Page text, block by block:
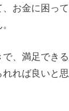
お金に困っ
、満足でき
れれば良いと